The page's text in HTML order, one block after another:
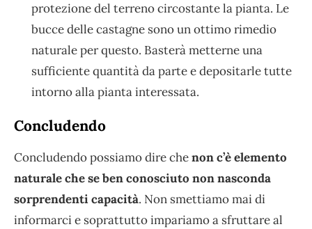
protezione del terreno circostante la pianta. Le
bucce delle castagne sono un ottimo rimedio
naturale per questo. Basterà metterne una
sufficiente quantità da parte e depositarle tutte
intorno alla pianta interessata.
Concludendo
Concludendo possiamo dire chenon c’è elemento
naturale che se ben conosciuto non nasconda
sorprendenti capacità. Non smettiamo mai di
informarci e soprattutto impariamo a sfruttare al